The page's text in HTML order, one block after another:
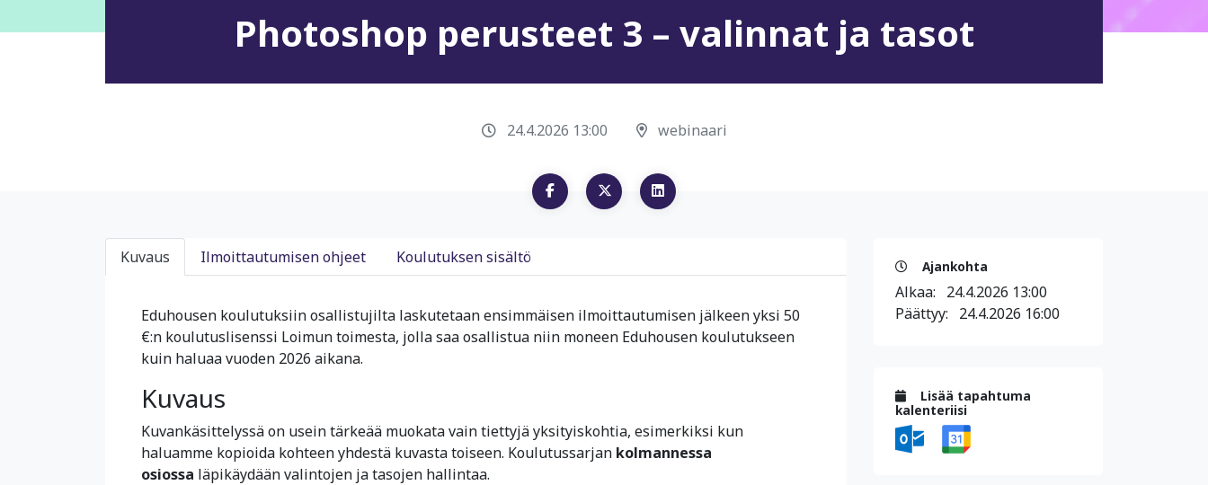
Photoshop perusteet 3 – valinnat ja tasot
24.4.2026 13:00 webinaari
Kuvaus Ilmoittautumisen ohjeet Koulutuksen sisältö
Eduhousen koulutuksiin osallistujilta laskutetaan ensimmäisen ilmoittautumisen jälkeen yksi 50
€:n koulutuslisenssi Loimun toimesta, jolla saa osallistua niin moneen Eduhousen koulutukseen
kuin haluaa vuoden 2026 aikana.
Kuvaus
Kuvankäsittelyssä on usein tärkeää muokata vain tiettyjä yksityiskohtia, esimerkiksi kun
haluamme kopioida kohteen yhdestä kuvasta toiseen. Koulutussarjan kolmannessa
osiossa läpikäydään valintojen ja tasojen hallintaa.
Ajankohta
Alkaa: 24.4.2026 13:00
Päättyy: 24.4.2026 16:00
Lisää tapahtuma
kalenteriisi